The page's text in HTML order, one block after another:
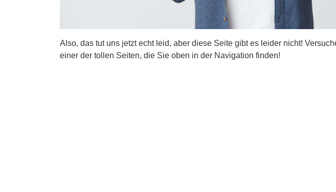
Also, das tut uns jetzt echt leid, aber diese Seite gibt es leider nicht!
einer der tollen Seiten, die Sie oben in der Navigation finden!